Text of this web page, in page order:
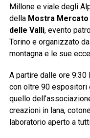
Millone e viale degli
della Mostra
delle Valli, evento
Torino e organizzato
montagna e le sue
A partire dalle ore
con oltre 90 espositori
quello
creazioni in lana,
laboratorio aperto a